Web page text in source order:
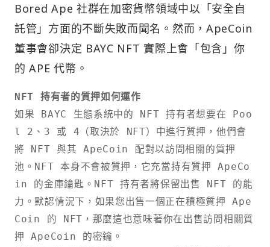
Bored Ape 社群在加密貨幣領域中以「安全自
託管」方面的不斷失敗而聞名。然而，ApeCoin
董事會卻決定 BAYC NFT 實際上會「包含」你
的 APE 代幣。
NFT 持有者的質押如何運作
如果 BAYC 生態系統中的 NFT 持有者想要在 Poo
l 2、3 或 4（取決於 NFT）中進行質押，他們會
將 NFT 與其 ApeCoin 配對以訪問相關的質押
池。NFT 本身不會被質押，它充當持有質押 ApeCo
in 的金庫鑰匙。NFT 持有者將保留出售 NFT 的能
力。默認情況下，如果您出售一個正在積極質押 Ape
Coin 的 NFT，那麼這也意味著你在出售訪問相關質
押 ApeCoin 的密鑰。